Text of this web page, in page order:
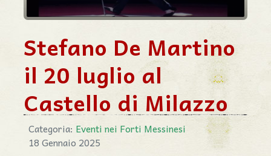
Stefano De Martino
il 20 luglio al
Castello di Milazzo
Categoria: Eventi nei Forti Messinesi
18 Gennaio 2025